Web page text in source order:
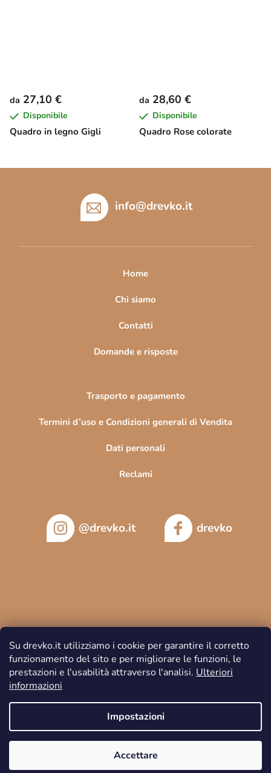
Su drevko.it utilizziamo i cookie per garantire il corretto
funzionamento del sito e per migliorare le funzioni, le
prestazioni e l'usabilità attraverso l'analisi. Ulteriori
informazioni
Impostazioni
Accettare
Quadro in legno Gigli
da 27,10 €
Disponibile
Quadro Rose colorate
da 28,60 €
Disponibile
info@drevko.it
Home
Chi siamo
Contatti
Domande e risposte
Trasporto e pagamento
Termini d’uso e Condizioni generali di Vendita
Dati personali
Reclami
@drevko.it drevko
Creato da Shoptet